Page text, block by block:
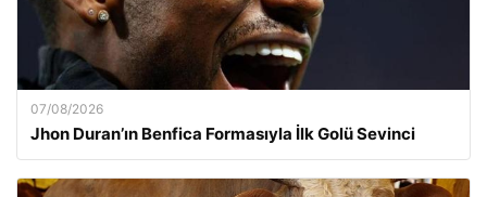
07/08/2026
Jhon Duran’ın Benfica Formasıyla İlk Golü Sevinci